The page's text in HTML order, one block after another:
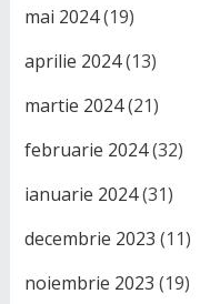
mai 2024(19)
aprilie 2024(13)
martie 2024(21)
februarie 2024(32)
ianuarie 2024(31)
decembrie 2023 (11)
noiembrie 2023 (19)